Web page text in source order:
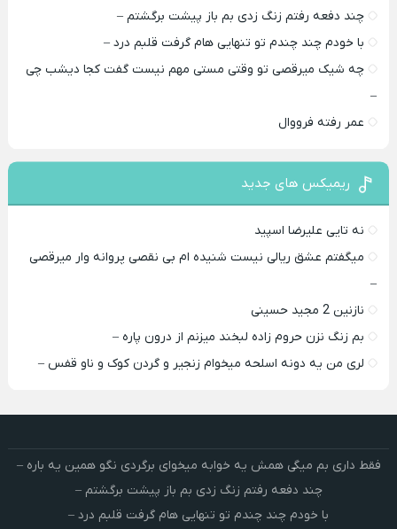
چند دفعه رفتم زنگ زدی بم باز پیشت برگشتم –
با خودم چند چندم تو تنهایی هام گرفت قلبم درد –
چه شیک میرقصی تو وقتی مستی مهم نیست گفت کجا دیشب چی
–
عمر رفته فرووال
ریمیکس های جدید
نه تایی علیرضا اسپید
میگفتم عشق ریالی نیست شنیده ام بی نقصی پروانه وار میرقصی
–
نازنین 2 مجید حسینی
بم زنگ نزن حروم زاده لبخند میزنم از درون پاره –
لری من یه دونه اسلحه میخوام زﻧﺠﻴﺮ و ﮔﺮدن ﻛﻮک و ﻧﺎو ﻗﻔﺲ –
فقط داری بم میگی همش یه خوابه میخوای برگردی نگو همین یه باره –
چند دفعه رفتم زنگ زدی بم باز پیشت برگشتم –
با خودم چند چندم تو تنهایی هام گرفت قلبم درد –